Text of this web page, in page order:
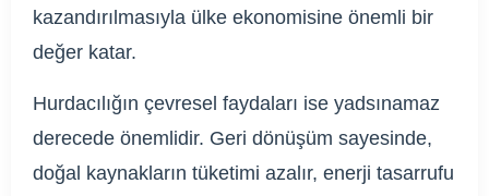
kazandırılmasıyla ülke ekonomisine önemli bir
değer katar.
Hurdacılığın çevresel faydaları ise yadsınamaz
derecede önemlidir. Geri dönüşüm sayesinde,
doğal kaynakların tüketimi azalır, enerji tasarrufu